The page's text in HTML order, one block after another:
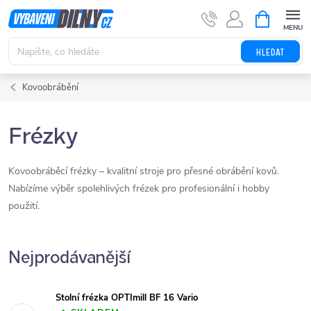
Přejít
na
obsah
HLEDAT
NÁKUPNÍ
KOŠÍK
Kovoobrábění
Frézky
C
h
a
t
T
ř
Kovoobráběcí frézky – kvalitní stroje pro přesné obrábění kovů.
Nabízíme výběr spolehlivých frézek pro profesionální i hobby
použití.
Nejprodávanější
Stolní frézka OPTImill BF 16 Vario